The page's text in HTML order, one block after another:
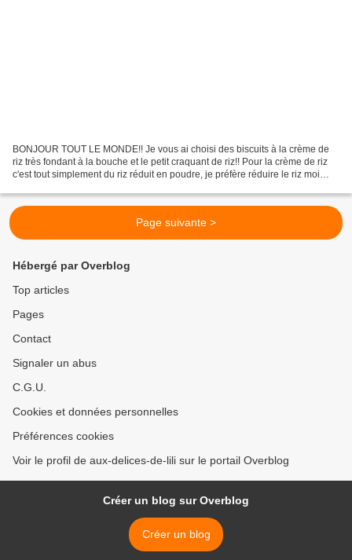
BONJOUR TOUT LE MONDE!! Je vous ai choisi des biscuits à la crème de
riz très fondant à la bouche et le petit craquant de riz!! Pour la crème de riz
c'est tout simplement du riz réduit en poudre, je préfère réduire le riz moi
Page suivante >
Hébergé par Overblog
Top articles
Pages
Contact
Signaler un abus
C.G.U.
Cookies et données personnelles
Préférences cookies
Voir le profil de aux-delices-de-lili sur le portail Overblog
Créer un blog sur Overblog
Créer un blog